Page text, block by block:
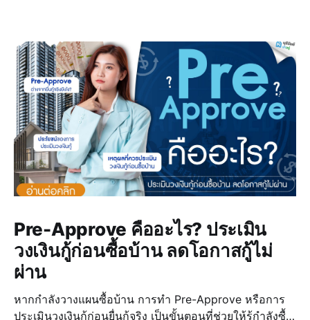
Pre-Approve คืออะไร? ประเมิน
วงเงินกู้ก่อนซื้อบ้าน ลดโอกาสกู้ไม่
ผ่าน
หากกำลังวางแผนซื้อบ้าน การทำ Pre-Approve หรือการ
ประเมินวงเงินกู้ก่อนยื่นกู้จริง เป็นขั้นตอนที่ช่วยให้รู้กำลังซื้อ